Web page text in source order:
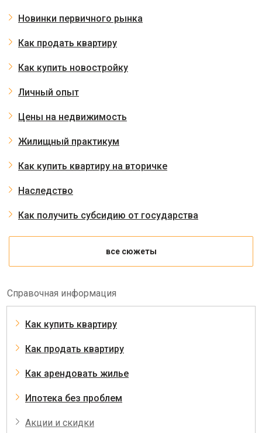
Новинки первичного рынка
Как продать квартиру
Как купить новостройку
Личный опыт
Цены на недвижимость
Жилищный практикум
Как купить квартиру на вторичке
Наследство
Как получить субсидию от государства
все сюжеты
Справочная информация
Как купить квартиру
Как продать квартиру
Как арендовать жилье
Ипотека без проблем
Акции и скидки